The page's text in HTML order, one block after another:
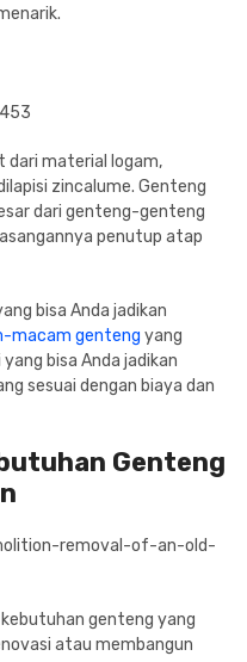
dari material logam,
zincalume. Genteng
dari genteng-genteng
penutup atap
bisa Anda jadikan
macam genteng yang
bisa Anda jadikan
sesuai dengan biaya dan
Genteng
removal-of-an-old-
genteng yang
atau membangun